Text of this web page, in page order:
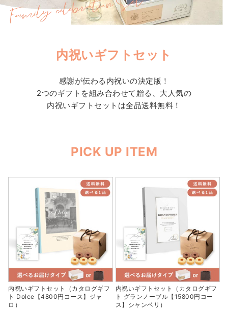
内祝いギフトセット
感謝が伝わる内祝いの決定版！
2つのギフトを組み合わせて贈る、大人気の
内祝いギフトセットは全品送料無料！
PICK UP ITEM
内祝いギフトセット（カタログギフ
ト Dolce【4800円コース】ジャ
ロ）
内祝いギフトセット（カタログギフ
ト グランノーブル【15800円コー
ス】シャンベリ）